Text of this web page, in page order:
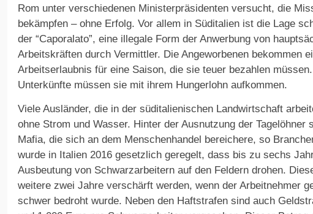
Rom unter verschiedenen Ministerpräsidenten versucht, die
bekämpfen – ohne Erfolg. Vor allem in Süditalien ist die Lage
der “Caporalato”, eine illegale Form der Anwerbung von
Arbeitskräften durch Vermittler. Die Angeworbenen bekommen
Arbeitserlaubnis für eine Saison, die sie teuer bezahlen
Unterkünfte müssen sie mit ihrem Hungerlohn aufkommen.
Viele Ausländer, die in der süditalienischen Landwirtschaft
ohne Strom und Wasser. Hinter der Ausnutzung der Tagelöhner
Mafia, die sich an dem Menschenhandel bereichere, so
wurde in Italien 2016 gesetzlich geregelt, dass bis zu sechs
Ausbeutung von Schwarzarbeitern auf den Feldern drohen.
weitere zwei Jahre verschärft werden, wenn der Arbeitnehmer
schwer bedroht wurde. Neben den Haftstrafen sind auch